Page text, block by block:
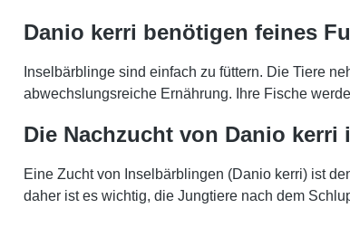
Danio kerri benötigen feines
Inselbärblinge sind einfach zu füttern. Die Tiere
abwechslungsreiche Ernährung. Ihre Fische
Die Nachzucht von Danio kerri
Eine Zucht von Inselbärblingen (Danio kerri) ist
daher ist es wichtig, die Jungtiere nach dem